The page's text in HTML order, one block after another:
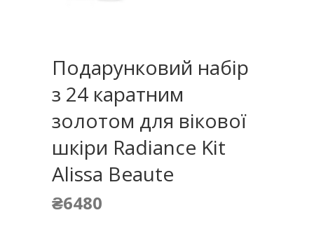
Подарунковий набір
з 24 каратним
золотом для вікової
шкіри Radiance Kit
Alissa Beaute
₴6480